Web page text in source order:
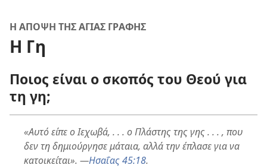
Η ΑΠΟΨΗ ΤΗΣ ΑΓΙΑΣ ΓΡΑΦΗΣ
Η Γη
Ποιος είναι ο σκοπός του Θεού για
τη γη;
«Αυτό είπε ο Ιεχωβά, . . . ο Πλάστης της γης . . . , που
δεν τη δημιούργησε μάταια, αλλά την έπλασε για να
κατοικείται». —Ησαΐας 45:18.